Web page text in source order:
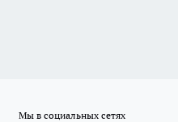
Мы в социальных сетях